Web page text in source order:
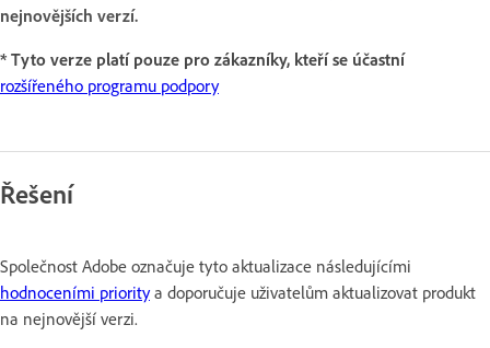
nejnovějších verzí.
* Tyto verze platí pouze pro zákazníky, kteří se účastní
rozšířeného programu podpory
Řešení
Společnost Adobe označuje tyto aktualizace následujícími
hodnoceními prioritya doporučuje uživatelům aktualizovat produkt
na nejnovější verzi.